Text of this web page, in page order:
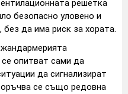
решетка
безопасно уловено и
да има риск за хората.
опитват сами да
да сигнализират
се също редовна